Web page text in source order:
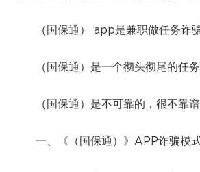
（国保通） app是兼职做任务诈
（国保通）是一个彻头彻尾的任
（国保通）是不可靠的，很不靠
一、《（国保通）》APP诈骗模